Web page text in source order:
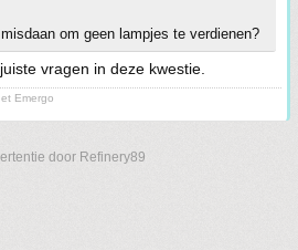
om geen lampjes te verdienen?
vragen in deze kwestie.
Emergo
door Refinery89